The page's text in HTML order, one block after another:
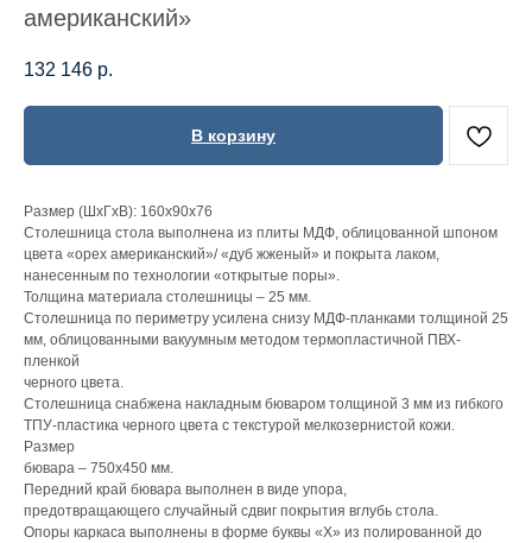
американский»
132 146 р.
В корзину
Размер (ШхГхВ): 160х90х76
Столешница стола выполнена из плиты МДФ, облицованной шпоном
цвета «орех американский»/ «дуб жженый» и покрыта лаком,
нанесенным по технологии «открытые поры».
Толщина материала столешницы – 25 мм.
Столешница по периметру усилена снизу МДФ-планками толщиной 25
мм, облицованными вакуумным методом термопластичной ПВХ-
пленкой
черного цвета.
Столешница снабжена накладным бюваром толщиной 3 мм из гибкого
ТПУ-пластика черного цвета с текстурой мелкозернистой кожи.
Размер
бювара – 750х450 мм.
Передний край бювара выполнен в виде упора,
предотвращающего случайный сдвиг покрытия вглубь стола.
Опоры каркаса выполнены в форме буквы «Х» из полированной до